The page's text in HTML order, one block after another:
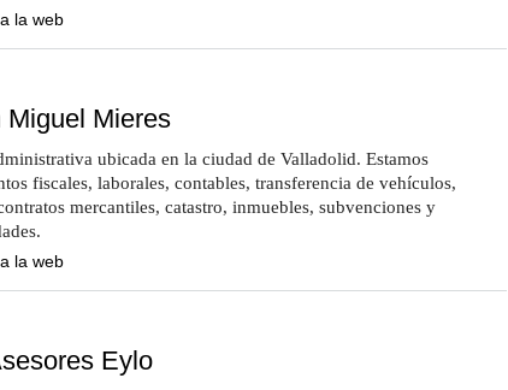
la web
Mieres
ubicada en la ciudad de Valladolid. Estamos
fiscales, laborales, contables, transferencia de vehículos,
mercantiles, catastro, inmuebles, subvenciones y
la web
Eylo